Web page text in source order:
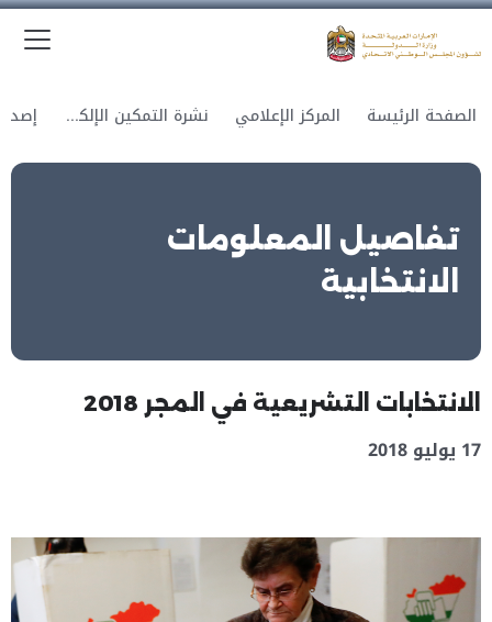
الصفحة الرئيسة المركز الإعلامي نشرة التمكين الإلكترونية
تفاصيل المعلومات
الانتخابية
الانتخابات التشريعية في المجر 2018
17 يوليو 2018